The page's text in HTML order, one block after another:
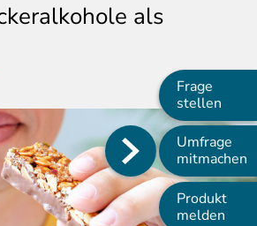
Main
navigation
Frage
stellen
Umfrage
mitmachen
Produkt
melden
als